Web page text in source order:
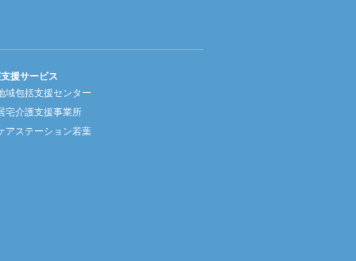
援サービス
域包括支援センター
宅介護支援事業所
アステーション若葉